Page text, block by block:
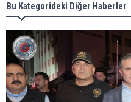
Bu Kategorideki Diğer Haberler